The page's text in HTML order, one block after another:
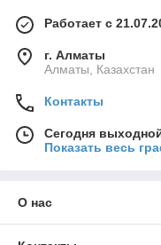
Работает с
г. Алматы
Алматы, Казахстан
Контакты
Сегодня
Показать весь
О нас